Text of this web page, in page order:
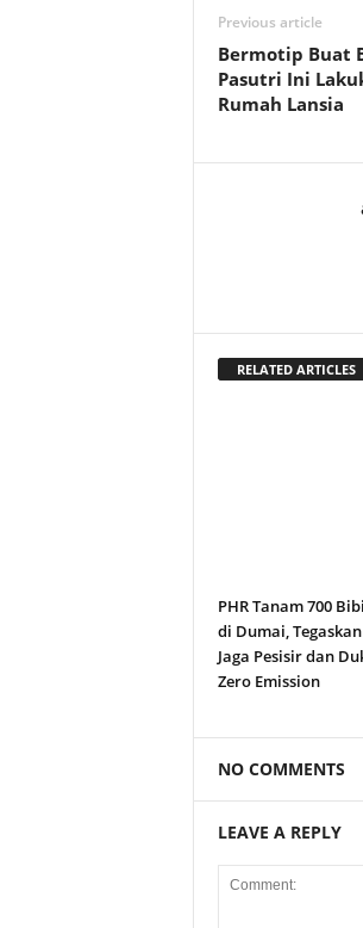
Previous article
Bermotip Buat
Pasutri Ini
Rumah Lansia
RELATED ARTICLES
PHR Tanam 700
di Dumai,
Jaga Pesisir dan
Zero Emission
NO COMMENTS
LEAVE A REPLY